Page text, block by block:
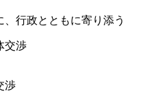
行政とともに寄り添う
渉